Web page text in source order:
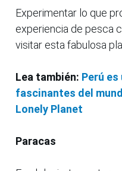
Experimentar lo que
experiencia de pesca
visitar esta fabulosa
Lea también: Perú
fascinantes del
Lonely Planet
Paracas